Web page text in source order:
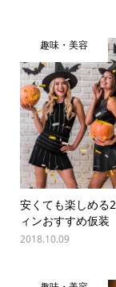
趣味・美容
安くても楽しめる
ィンおすすめ仮装
2018.10.09